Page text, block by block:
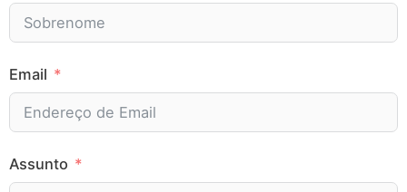
Email
Assunto